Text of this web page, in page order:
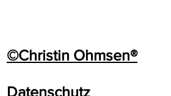
©Christin Ohmsen®
Datenschutz